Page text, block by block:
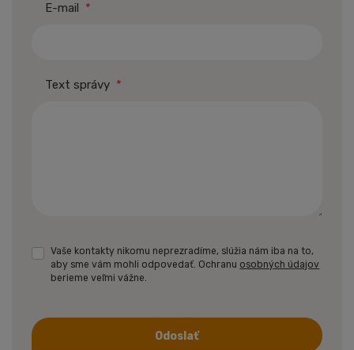
E-mail *
Text správy *
Vaše kontakty nikomu neprezradíme, slúžia nám iba na to,
aby sme vám mohli odpovedať. Ochranu osobných údajov
berieme veľmi vážne.
Odoslať